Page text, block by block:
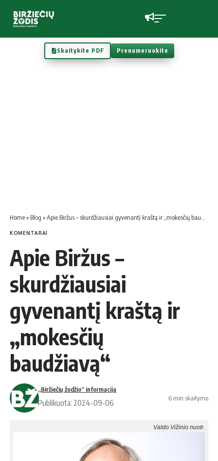
Skaitykite PDF Prenumeruokite
Home» Blog »Apie Biržus – skurdžiausiai gyvenantį kraštą ir „mokesčių baudžiavą“
KOMENTARAI
Apie Biržus –
skurdžiausiai
gyvenantį kraštą ir
„mokesčių
baudžiavą“
„Biržiečių žodžio“ informacija
Publikuota: 2024-09-06
6 min skaitymo
Valdo Vižinio nuotr.